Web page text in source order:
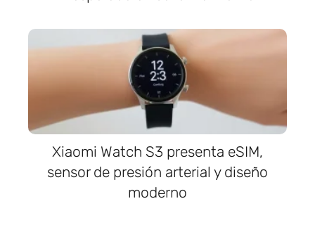
Xiaomi Watch S3 presenta eSIM,
sensor de presión arterial y diseño
moderno